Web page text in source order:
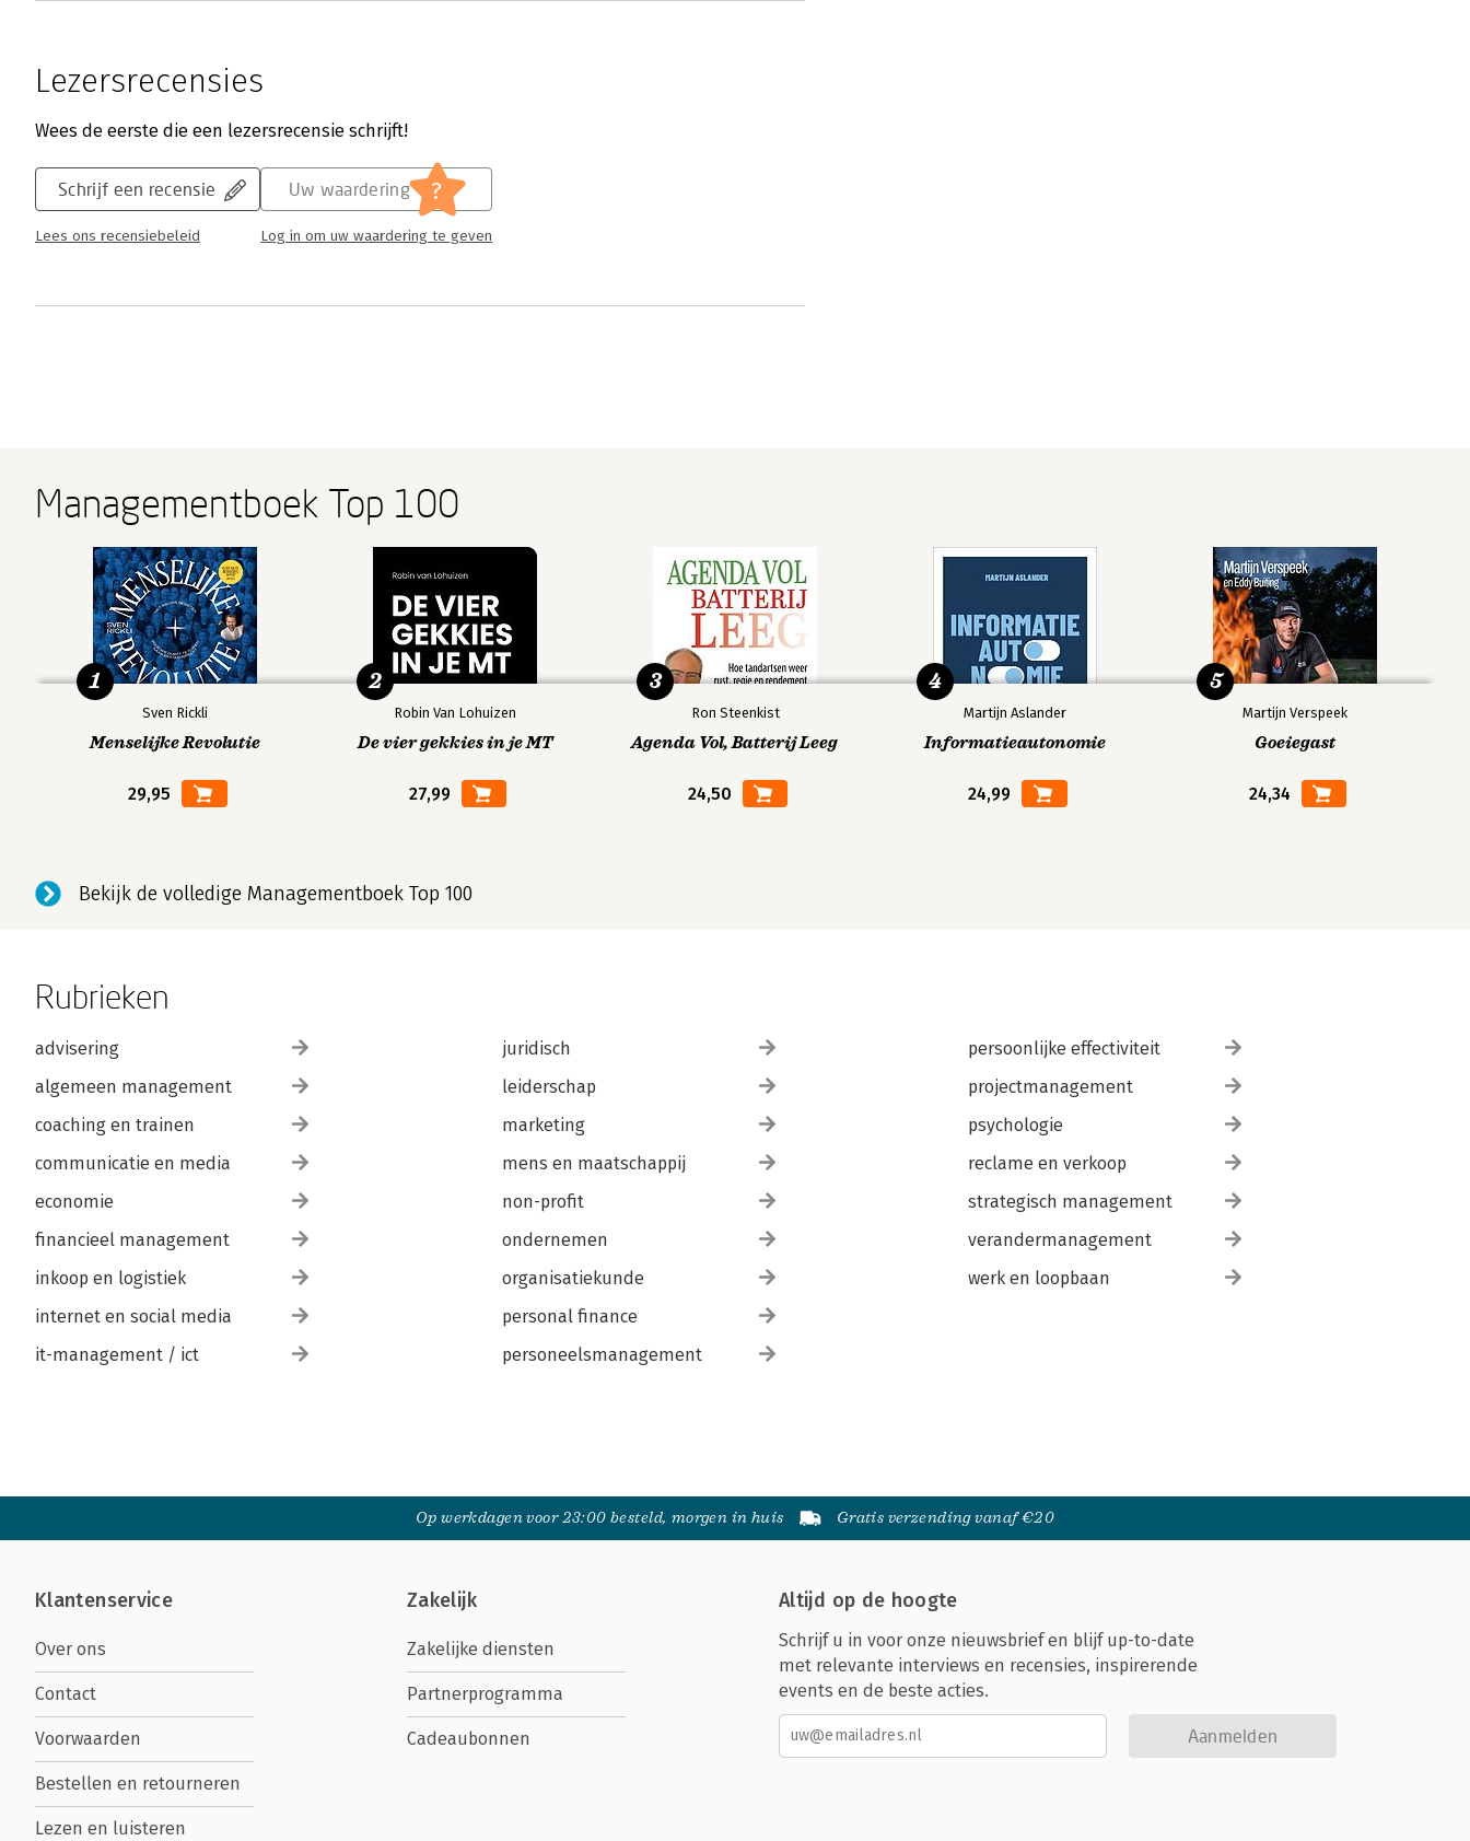
Lezersrecensies
Wees de eerste die een lezersrecensie schrijft!
Schrijf een recensie
Lees ons recensiebeleid
Uw waardering ?
Log in om uw waardering te geven
Managementboek Top 100
Sven Rickli
Menselijke Revolutie
29,95
1
Robin Van Lohuizen
De vier gekkies in je MT
27,99
2
Ron Steenkist
Agenda Vol, Batterij Leeg
24,50
3
Martijn Aslander
Informatieautonomie
24,99
4
Martijn Verspeek
Goeiegast
24,34
5
Bekijk de volledige Managementboek Top 100
Rubrieken
advisering
algemeen management
coaching en trainen
communicatie en media
economie
financieel management
inkoop en logistiek
internet en social media
it-management / ict
juridisch
leiderschap
marketing
mens en maatschappij
non-profit
ondernemen
organisatiekunde
personal finance
personeelsmanagement
persoonlijke effectiviteit
projectmanagement
psychologie
reclame en verkoop
strategisch management
verandermanagement
werk en loopbaan
Op werkdagen voor 23:00 besteld, morgen in huis Gratis verzending vanaf €20
Klantenservice
Over ons
Contact
Voorwaarden
Bestellen en retourneren
Lezen en luisteren
Zakelijk
Zakelijke diensten
Partnerprogramma
Cadeaubonnen
Altijd op de hoogte
Schrijf u in voor onze nieuwsbrief en blijf up-to-date
met relevante interviews en recensies, inspirerende
events en de beste acties.
Aanmelden